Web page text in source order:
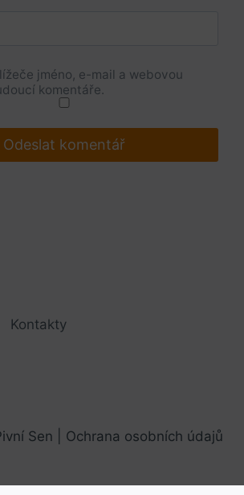
jméno, e-mail a webovou
komentáře.
Kontakty
Sen | Ochrana osobních údajů